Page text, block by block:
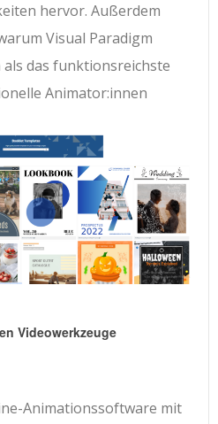
hervor. Außerdem
Visual Paradigm
als das funktionsreichste
Animator:innen
Videowerkzeuge
Animationssoftware mit